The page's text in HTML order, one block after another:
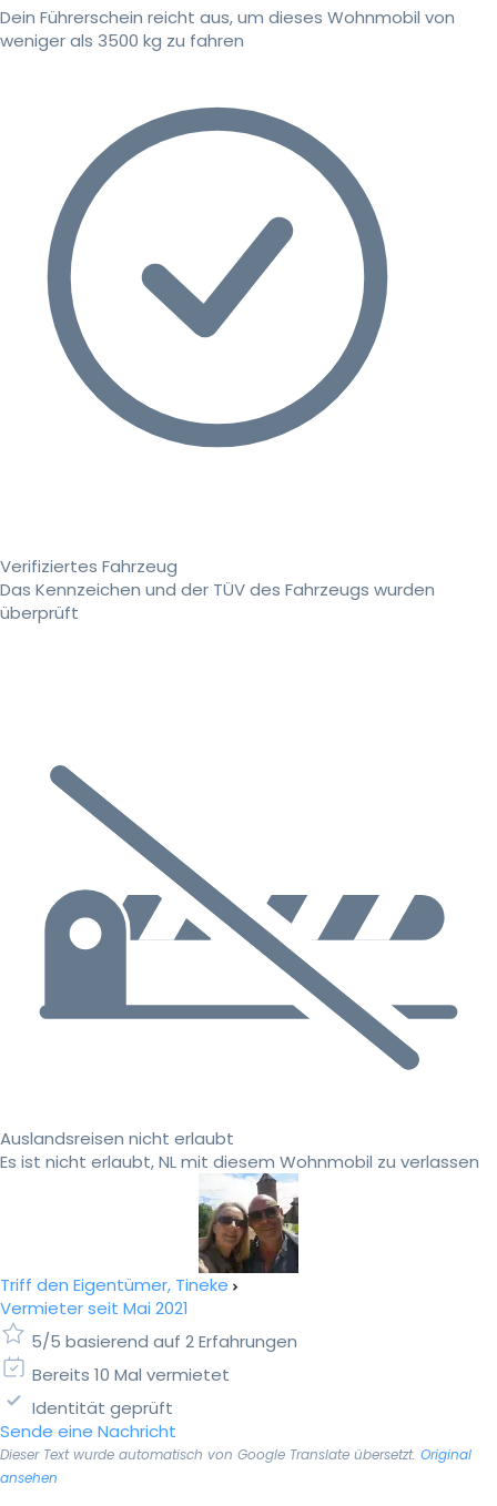
Dein Führerschein reicht aus, um dieses Wohnmobil von
weniger als 3500 kg zu fahren
Verifiziertes Fahrzeug
Das Kennzeichen und der TÜV des Fahrzeugs wurden
überprüft
Auslandsreisen nicht erlaubt
Es ist nicht erlaubt, NL mit diesem Wohnmobil zu verlassen
Triff den Eigentümer, Tineke
Vermieter seit Mai 2021
5/5 basierend auf 2 Erfahrungen
Bereits 10 Mal vermietet
Identität geprüft
Sende eine Nachricht
Dieser Text wurde automatisch von Google Translate übersetzt. Original
ansehen